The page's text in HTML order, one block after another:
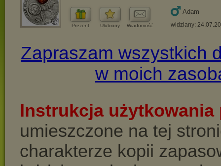
Prezent Ulubiony Wiadomość
Adam
widziany: